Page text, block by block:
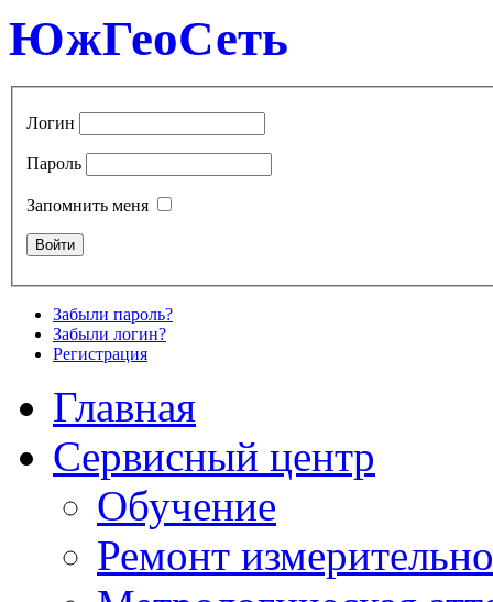
ЮжГеоСеть
Логин
Пароль
Запомнить меня
Забыли пароль?
Забыли логин?
Регистрация
Главная
Сервисный центр
Обучение
Ремонт